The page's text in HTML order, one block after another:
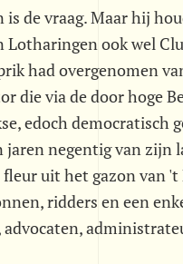
is de vraag. Maar hij
Lotharingen ook wel
had overgenomen
die via de door hoge
edoch democratisch
jaren negentig van zijn
uit het gazon van
ridders en een
advocaten,